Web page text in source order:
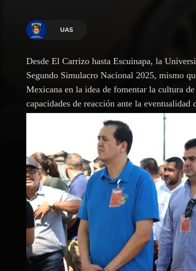
UAS
Desde El Carrizo hasta Escuinapa, la
Segundo Simulacro Nacional 2025, mismo
Mexicana en la idea de fomentar la cultura
capacidades de reacción ante la eventualidad